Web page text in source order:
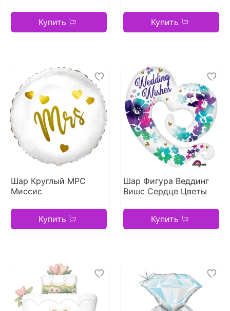
Купить Купить
Шар Круглый МРС
Миссис
Купить
Шар Фигура Веддинг
Вишс Сердце Цветы
Купить